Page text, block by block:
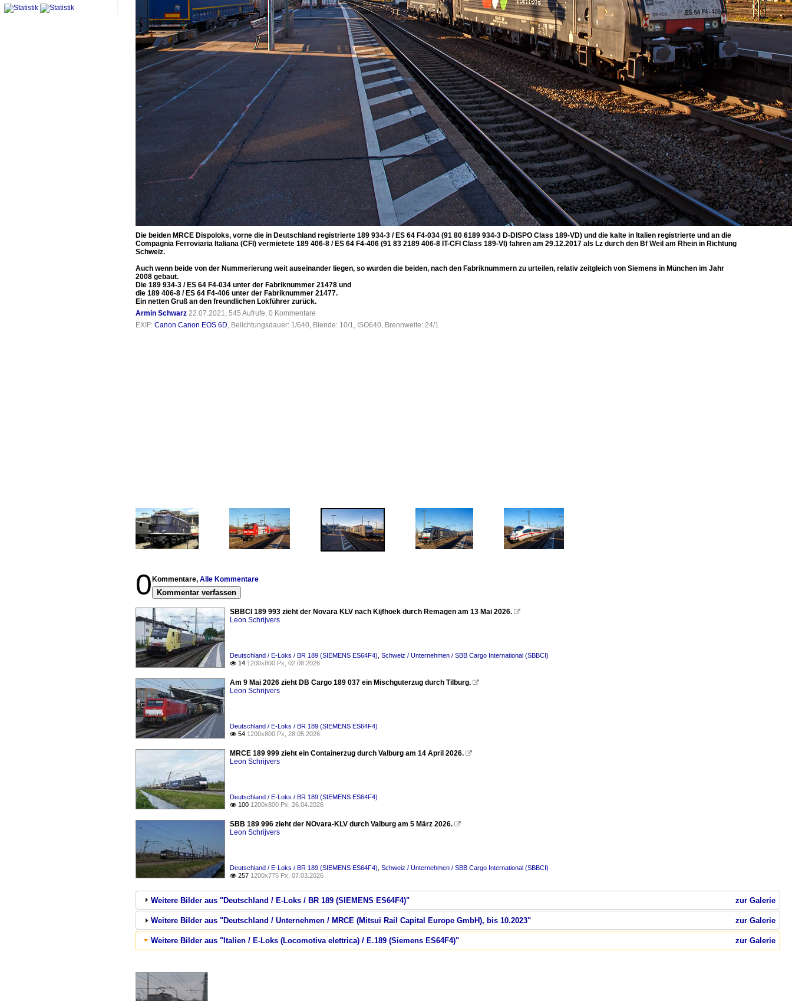
Die beiden MRCE Dispoloks, vorne die in Deutschland registrierte 189 934-3 / ES 64 F4-034 (91 80 6189 934-3 D-DISPO Class 189-VD) und die kalte in Italien registrierte und an die
Compagnia Ferroviaria Italiana (CFI) vermietete 189 406-8 / ES 64 F4-406 (91 83 2189 406-8 IT-CFI Class 189-VI) fahren am 29.12.2017 als Lz durch den Bf Weil am Rhein in Richtung
Schweiz.
Auch wenn beide von der Nummerierung weit auseinander liegen, so wurden die beiden, nach den Fabriknummern zu urteilen, relativ zeitgleich von Siemens in München im Jahr
2008 gebaut.
Die 189 934-3 / ES 64 F4-034 unter der Fabriknummer 21478 und
die 189 406-8 / ES 64 F4-406 unter der Fabriknummer 21477.
Ein netten Gruß an den freundlichen Lokführer zurück.
Armin Schwarz 22.07.2021, 545 Aufrufe, 0 Kommentare
EXIF: Canon Canon EOS 6D, Belichtungsdauer: 1/640, Blende: 10/1, ISO640, Brennweite: 24/1
0 Kommentare, Alle Kommentare
Kommentar verfassen
SBBCI 189 993 zieht der Novara KLV nach Kijfhoek durch Remagen am 13 Mai 2026. 
Leon Schrijvers
Deutschland / E-Loks / BR 189 (SIEMENS ES64F4) Schweiz / Unternehmen / SBB Cargo International (SBBCI)
 14 1200x800 Px, 02.08.2026
Am 9 Mai 2026 zieht DB Cargo 189 037 ein Mischguterzug durch Tilburg. 
Leon Schrijvers
Deutschland / E-Loks / BR 189 (SIEMENS ES64F4)
 54 1200x800 Px, 28.05.2026
MRCE 189 999 zieht ein Containerzug durch Valburg am 14 April 2026. 
Leon Schrijvers
Deutschland / E-Loks / BR 189 (SIEMENS ES64F4)
 100 1200x800 Px, 26.04.2026
SBB 189 996 zieht der NOvara-KLV durch Valburg am 5 März 2026. 
Leon Schrijvers
Deutschland / E-Loks / BR 189 (SIEMENS ES64F4) Schweiz / Unternehmen / SBB Cargo International (SBBCI)
 257 1200x775 Px, 07.03.2026
zur Galerie
Weitere Bilder aus "Deutschland / E-Loks / BR 189 (SIEMENS ES64F4)"
zur Galerie
Weitere Bilder aus "Deutschland / Unternehmen / MRCE (Mitsui Rail Capital Europe GmbH), bis 10.2023"
zur Galerie
Weitere Bilder aus "Italien / E-Loks (Locomotiva elettrica) / E.189 (Siemens ES64F4)"